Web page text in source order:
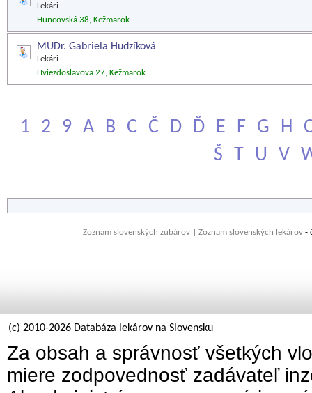
Lekári
Huncovská 38, Kežmarok
MUDr. Gabriela Hudzíková
Lekári
Hviezdoslavova 27, Kežmarok
1 2 9 A B C Č D Ď E F G H
Š
T U V
Zoznam slovenských zubárov| Zoznam slovenských lekárov-
(c) 2010-2026 Databáza lekárov na Slovensku
Za obsah a správnosť všetkých
miere zodpovednosť zadávateľ